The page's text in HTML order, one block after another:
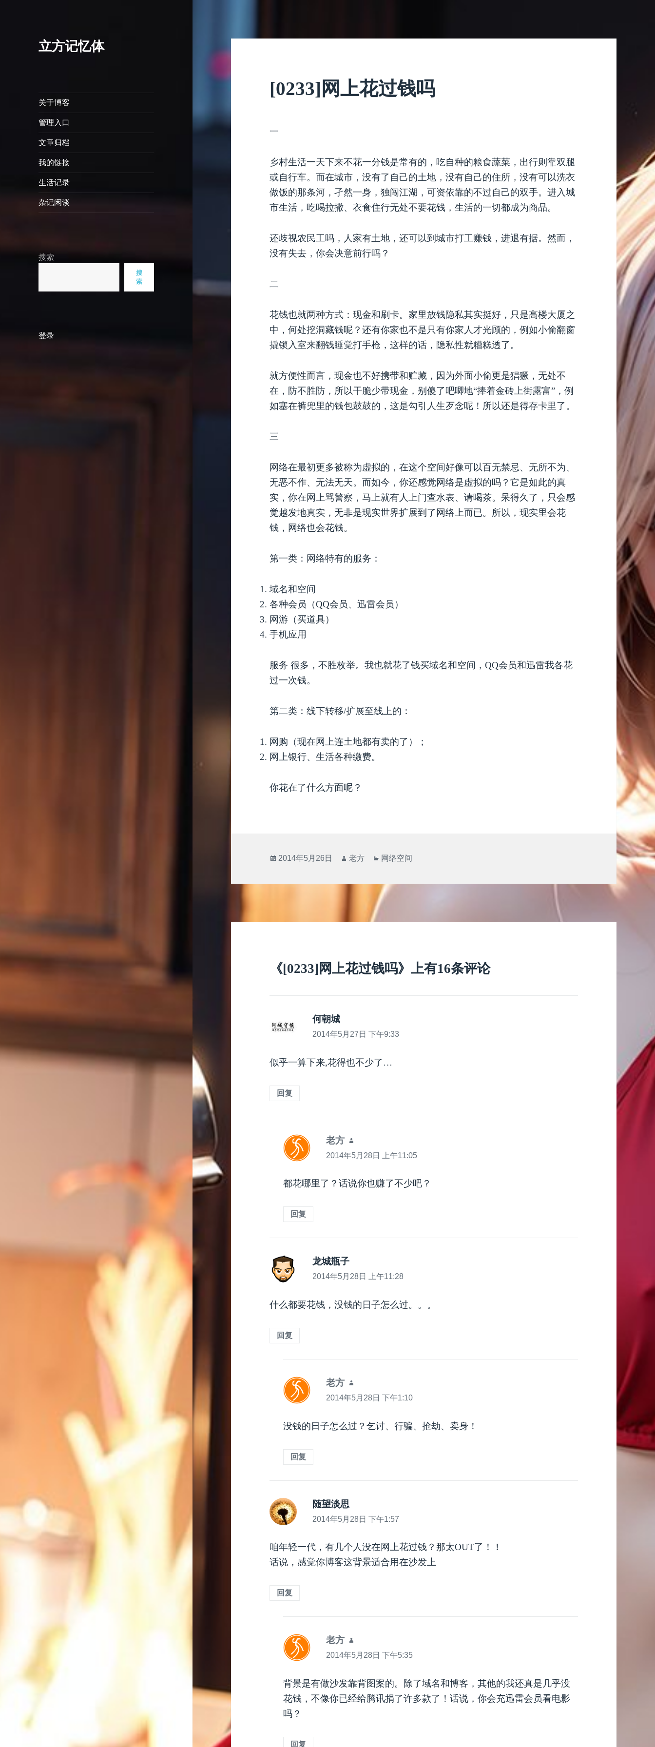
立方记忆体
关于博客
管理入口
文章归档
我的链接
生活记录
杂记闲谈
搜索
搜
索
登录
[0233]网上花过钱吗
一
乡村生活一天下来不花一分钱是常有的，吃自种的粮食蔬菜，出行则靠双腿
或自行车。而在城市，没有了自己的土地，没有自己的住所，没有可以洗衣
做饭的那条河，孑然一身，独闯江湖，可资依靠的不过自己的双手。进入城
市生活，吃喝拉撒、衣食住行无处不要花钱，生活的一切都成为商品。
还歧视农民工吗，人家有土地，还可以到城市打工赚钱，进退有据。然而，
没有失去，你会决意前行吗？
二
花钱也就两种方式：现金和刷卡。家里放钱隐私其实挺好，只是高楼大厦之
中，何处挖洞藏钱呢？还有你家也不是只有你家人才光顾的，例如小偷翻窗
撬锁入室来翻钱睡觉打手枪，这样的话，隐私性就糟糕透了。
就方便性而言，现金也不好携带和贮藏，因为外面小偷更是猖獗，无处不
在，防不胜防，所以干脆少带现金，别傻了吧唧地“捧着金砖上街露富”，例
如塞在裤兜里的钱包鼓鼓的，这是勾引人生歹念呢！所以还是得存卡里了。
三
网络在最初更多被称为虚拟的，在这个空间好像可以百无禁忌、无所不为、
无恶不作、无法无天。而如今，你还感觉网络是虚拟的吗？它是如此的真
实，你在网上骂警察，马上就有人上门查水表、请喝茶。呆得久了，只会感
觉越发地真实，无非是现实世界扩展到了网络上而已。所以，现实里会花
钱，网络也会花钱。
第一类：网络特有的服务：
域名和空间
各种会员（QQ会员、迅雷会员）
网游（买道具）
手机应用
服务 很多，不胜枚举。我也就花了钱买域名和空间，QQ会员和迅雷我各花
过一次钱。
第二类：线下转移/扩展至线上的：
网购（现在网上连土地都有卖的了）；
网上银行、生活各种缴费。
你花在了什么方面呢？
发
2014年5月26日
作
老方
分
网络空间
《[0233]网上花过钱吗》上有16条评论
何朝城
道：
2014年5月27日 下午9:33
似乎一算下来,花得也不少了…
回复
老方
说
道：
2014年5月28日 上午11:05
都花哪里了？话说你也赚了不少吧？
回复
龙城瓶子
道：
2014年5月28日 上午11:28
什么都要花钱，没钱的日子怎么过。。。
回复
老方
说
道：
2014年5月28日 下午1:10
没钱的日子怎么过？乞讨、行骗、抢劫、卖身！
回复
随望淡思
道：
2014年5月28日 下午1:57
咱年轻一代，有几个人没在网上花过钱？那太OUT了！！
话说，感觉你博客这背景适合用在沙发上
回复
老方
说
道：
2014年5月28日 下午5:35
背景是有做沙发靠背图案的。除了域名和博客，其他的我还真是几乎没
花钱，不像你已经给腾讯捐了许多款了！话说，你会充迅雷会员看电影
吗？
回复